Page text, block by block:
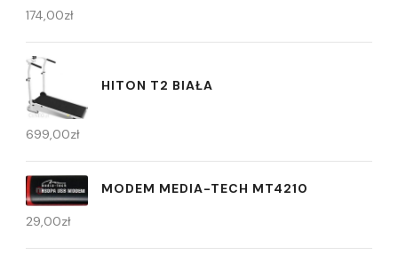
174,00zł
HITON T2 BIAŁA
699,00zł
MODEM MEDIA-TECH MT4210
29,00zł